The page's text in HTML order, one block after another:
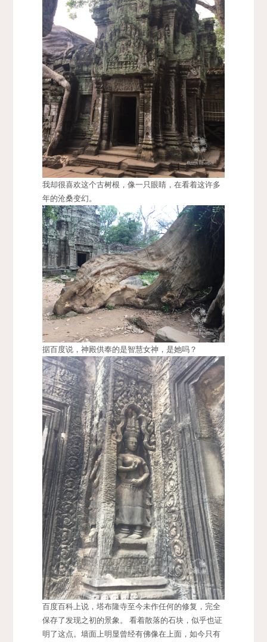
我却很喜欢这个古树根，像一只眼睛，在看着这许多
年的沧桑变幻。
据百度说，神殿供奉的是智慧女神，是她吗？
百度百科上说，塔布隆寺至今未作任何的修复，完全
保存了发现之初的景象。 看着散落的石块，似乎也证
明了这点。墙面上明显曾经有佛像在上面，如今只有